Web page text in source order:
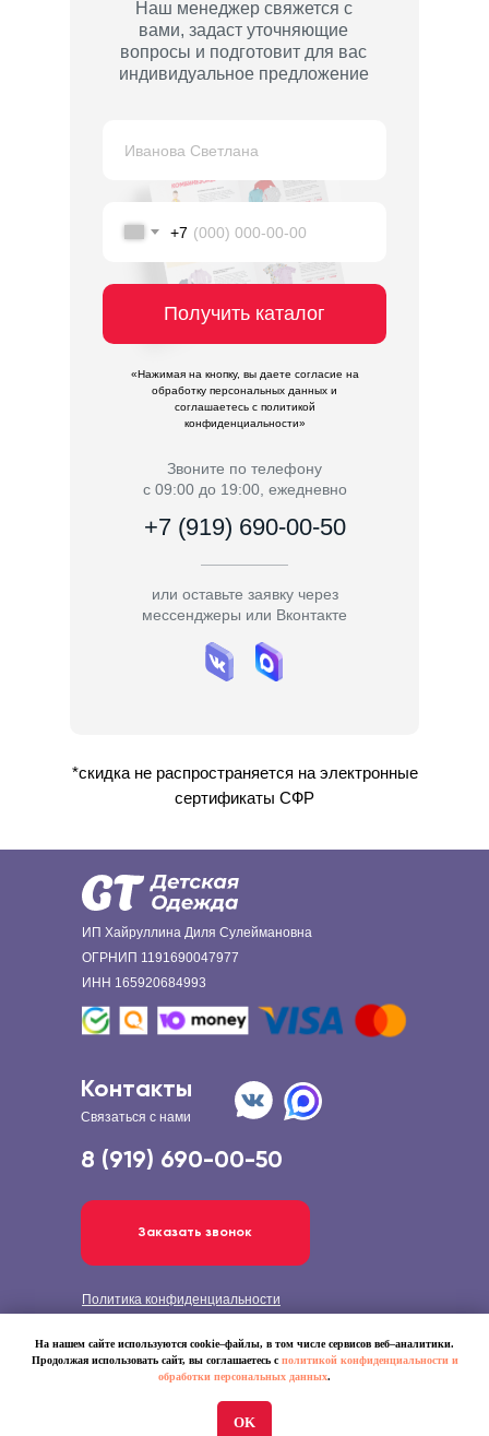
+7
Получить каталог
Звоните по телефону
с 09:00 до 19:00, ежедневно
+7 (919) 690-00-50
или оставьте заявку через
мессенджеры или Вконтакте
«Нажимая на кнопку, вы даете согласие на
обработку персональных данных и
соглашаетесь c политикой
конфиденциальности»
Наш менеджер свяжется с
вами, задаст уточняющие
вопросы и подготовит для вас
индивидуальное предложение
*скидка не распространяется на электронные
сертификаты СФР
ИП Хайруллина Диля Сулеймановна
ОГРНИП 1191690047977
ИНН 165920684993
Политика конфиденциальности
Контакты
Связаться с нами
8 (919) 690-00-50
Заказать звонок
На нашем сайте используются cookie–файлы, в том числе сервисов веб–аналитики.
Продолжая использовать сайт, вы соглашаетесь с политикой конфиденциальности и
обработки персональных данных.
OK